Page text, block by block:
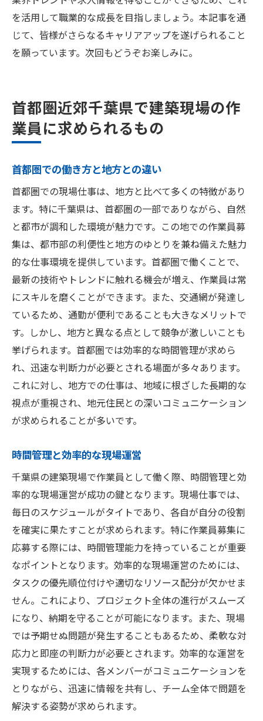
を活用して職業的な成長を目指しましょう。本記事を通
じて、皆様がさらなるキャリアアップを遂げられること
を願っています。次回もどうぞお楽しみに。
首都圏近郊千葉県で建築現場の作
業員に求められるもの
首都圏での働き方と地方との違い
首都圏での現場仕事は、地方と比べて多くの特徴があり
ます。特に千葉県は、首都圏の一部でありながら、自然
と都市が調和した環境が魅力です。この地での作業員募
集は、都市部の利便性と地方のゆとりを兼ね備えた魅力
的な仕事環境を提供しています。首都圏で働くことで、
最新の技術やトレンドに触れる機会が増え、作業員は常
にスキルを磨くことができます。また、交通網が発達し
ているため、通勤が便利であることも大きなメリットで
す。しかし、地方と異なる点として競争が激しいことも
挙げられます。首都圏では効率的な時間管理が求めら
れ、迅速な判断力が必要とされる場面が多々あります。
これに対し、地方での仕事は、地域に根ざした長期的な
視点が重視され、地元住民との深いコミュニケーション
が求められることが多いです。
時間管理と効率的な現場運営
千葉県の建築現場で作業員として働く際、時間管理と効
率的な現場運営が成功の鍵となります。現場仕事では、
毎日のスケジュールがタイトであり、各自が自分の役割
を確実に果たすことが求められます。特に作業員募集に
応募する際には、時間管理能力を持っていることが重要
なポイントとなります。効率的な現場運営のためには、
タスクの優先順位付けや適切なリソース配分が欠かせま
せん。これにより、プロジェクト全体の進行がスムーズ
になり、納期を守ることが可能になります。また、現場
では予期せぬ問題が発生することもあるため、柔軟な対
応力と即座の判断力が必要とされます。効率的な運営を
実現するためには、各メンバーがコミュニケーションを
とりながら、迅速に情報を共有し、チーム全体で問題を
解決する姿勢が求められます。